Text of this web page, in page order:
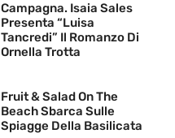
Campagna. Isaia Sales
Presenta “Luisa
Tancredi” Il Romanzo Di
Ornella Trotta
Fruit & Salad On The
Beach Sbarca Sulle
Spiagge Della Basilicata